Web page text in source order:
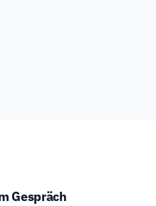
Gespräch